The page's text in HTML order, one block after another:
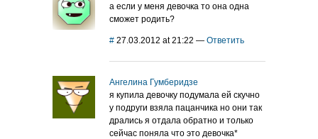
а если у меня девочка то она одна
сможет родить?
# 27.03.2012 at 21:22 — Ответить
Ангелина Гумберидзе
я купила девочку подумала ей скучно
у подруги взяла пацанчика но они так
дрались я отдала обратно и только
сейчас поняла что это девочка*